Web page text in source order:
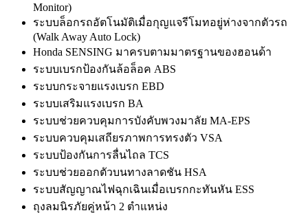
Monitor)
ระบบล็อกรถอัตโนมัติเมื่อกุญแจรีโมทอยู่ห่างจากตัวรถ
(Walk Away Auto Lock)
Honda SENSING มาครบตามมาตรฐานของฮอนด้า
ระบบเบรกป้องกันล้อล็อค ABS
ระบบกระจายแรงเบรก EBD
ระบบเสริมแรงเบรก BA
ระบบช่วยควบคุมการบังคับพวงมาลัย MA-EPS
ระบบควบคุมเสถียรภาพการทรงตัว VSA
ระบบป้องกันการลื่นไถล TCS
ระบบช่วยออกตัวบนทางลาดชัน HSA
ระบบสัญญาณไฟฉุกเฉินเมื่อเบรกกะทันหัน ESS
ถุงลมนิรภัยคู่หน้า 2 ตำแหน่ง